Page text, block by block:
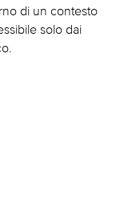
di un contesto
solo dai